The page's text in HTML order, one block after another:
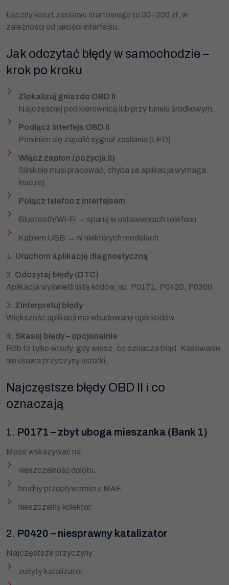
Łączny koszt zestawu startowego to 30–200 zł, w
zależności od jakości interfejsu.
Jak odczytać błędy w samochodzie –
krok po kroku
Zlokalizuj gniazdo OBD II
Najczęściej pod kierownicą lub przy tunelu środkowym.
Podłącz interfejs OBD II
Powinien się zapalić sygnał zasilania (LED).
Włącz zapłon (pozycja II)
Silnik nie musi pracować, chyba że aplikacja wymaga
inaczej.
Połącz telefon z interfejsem
Bluetooth/Wi-Fi → sparuj w ustawieniach telefonu
Kablem USB → w niektórych modelach
Uruchom aplikację diagnostyczną
Odczytaj błędy (DTC)
Aplikacja wyświetli listę kodów, np. P0171, P0420, P0300.
Zinterpretuj błędy
Większość aplikacji ma wbudowany opis kodów.
Skasuj błędy – opcjonalnie
Rób to tylko wtedy, gdy wiesz, co oznacza błąd. Kasowanie
nie usuwa przyczyny usterki.
Najczęstsze błędy OBD II i co
oznaczają
1. P0171 – zbyt uboga mieszanka (Bank 1)
Może wskazywać na:
nieszczelność dolotu,
brudny przepływomierz MAF,
nieszczelny kolektor.
2. P0420 – niesprawny katalizator
Najczęstsze przyczyny:
zużyty katalizator,